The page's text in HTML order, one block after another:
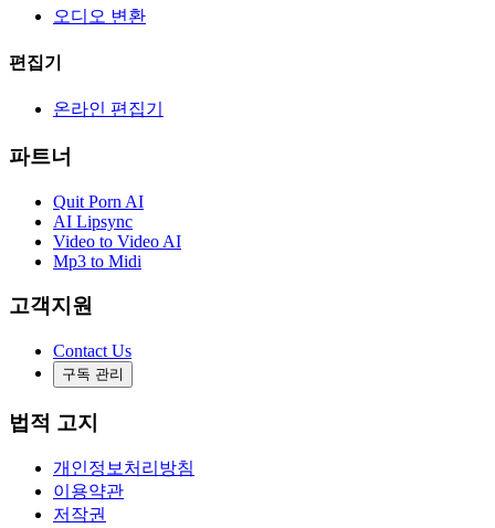
오디오 변환
편집기
온라인 편집기
파트너
Quit Porn AI
AI Lipsync
Video to Video AI
Mp3 to Midi
고객지원
Contact Us
구독 관리
법적 고지
개인정보처리방침
이용약관
저작권